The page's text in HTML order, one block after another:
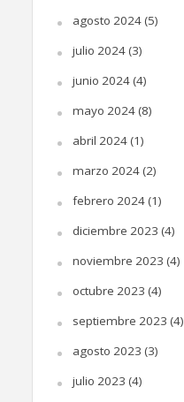
agosto 2024(5)
julio 2024(3)
junio 2024(4)
mayo 2024(8)
abril 2024(1)
marzo 2024(2)
febrero 2024(1)
diciembre 2023 (4)
noviembre 2023 (4)
octubre 2023 (4)
septiembre 2023 (4)
agosto 2023 (3)
julio 2023 (4)